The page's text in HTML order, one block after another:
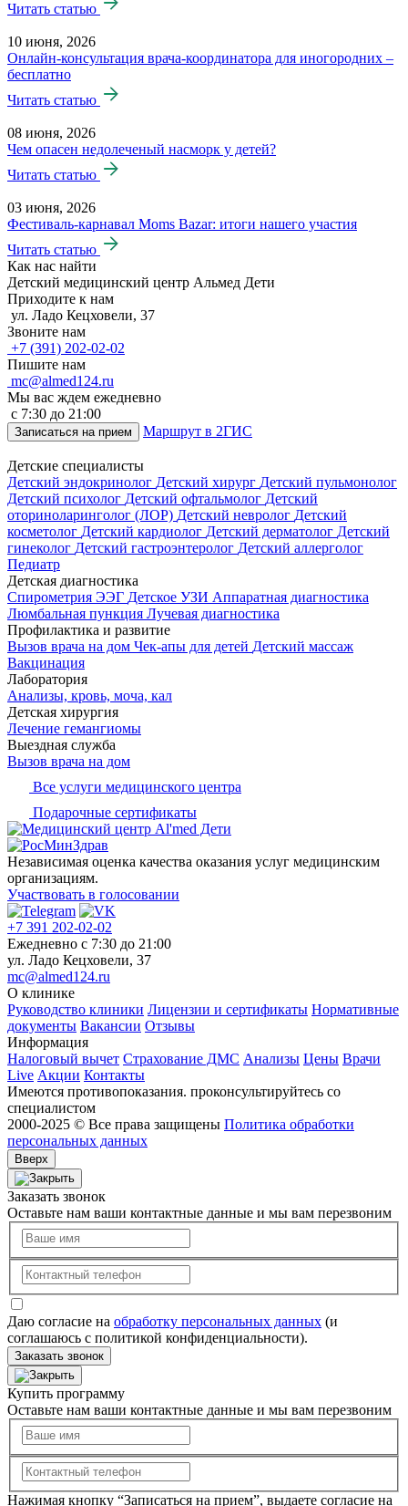
Читать статью
10 июня, 2026
Онлайн-консультация врача-координатора для иногородних –
бесплатно
Читать статью
08 июня, 2026
Чем опасен недолеченый насморк у детей?
Читать статью
03 июня, 2026
Фестиваль-карнавал Moms Bazar: итоги нашего участия
Читать статью
Как нас найти
Детский медицинский центр Альмед Дети
Приходите к нам
ул. Ладо Кецховели, 37
Звоните нам
+7 (391) 202-02-02
Пишите нам
mc@almed124.ru
Мы вас ждем ежедневно
c 7:30 до 21:00
Записаться на прием Маршрут в 2ГИС
Детские специалисты
Детский эндокринолог Детский хирург Детский пульмонолог
Детский психолог Детский офтальмолог Детский
оториноларинголог (ЛОР) Детский невролог Детский
косметолог Детский кардиолог Детский дерматолог Детский
гинеколог Детский гастроэнтеролог Детский аллерголог
Педиатр
Детская диагностика
Спирометрия ЭЭГ Детское УЗИ Аппаратная диагностика
Люмбальная пункция Лучевая диагностика
Профилактика и развитие
Вызов врача на дом Чек-апы для детей Детский массаж
Вакцинация
Лаборатория
Анализы, кровь, моча, кал
Детская хирургия
Лечение гемангиомы
Выездная служба
Вызов врача на дом
Все услуги медицинского центра
Подарочные сертификаты
Независимая оценка качества оказания услуг медицинским
организациям.
Участвовать в голосовании
+7 391 202-02-02
Ежедневно c 7:30 до 21:00
ул. Ладо Кецховели, 37
mc@almed124.ru
О клинике
Руководство клиники Лицензии и сертификаты Нормативные
документы Вакансии Отзывы
Информация
Налоговый вычет Страхование ДМС Анализы Цены Врачи
Live Акции Контакты
Имеются противопоказания. проконсультируйтесь со
специалистом
2000-2025 © Все права защищены Политика обработки
персональных данных
Вверх
Заказать звонок
Оставьте нам ваши контактные данные и мы вам перезвоним
Даю согласие на обработку персональных данных (и
соглашаюсь с политикой конфиденциальности).
Заказать звонок
Купить программу
Оставьте нам ваши контактные данные и мы вам перезвоним
Нажимая кнопку “Записаться на прием”, выдаете согласие на